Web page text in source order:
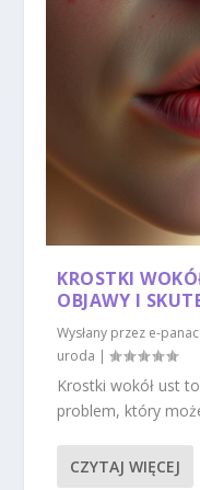
KROSTKI
OBJAWY I
Wysłany przez e-
uroda |
Krostki wokół ust
problem, który
CZYTAJ WIĘCEJ